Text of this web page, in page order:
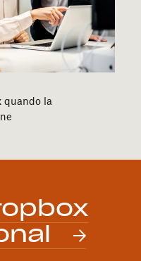
quando la